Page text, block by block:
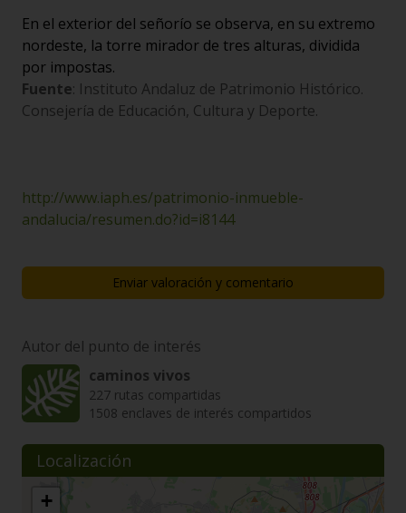
En el exterior del señorío se observa, en su extremo
nordeste, la torre mirador de tres alturas, dividida
por impostas.
Fuente: Instituto Andaluz de Patrimonio Histórico.
Consejería de Educación, Cultura y Deporte.
http://www.iaph.es/patrimonio-inmueble-
andalucia/resumen.do?id=i8144
Enviar valoración y comentario
Autor del punto de interés
caminos vivos
227 rutas compartidas
1508 enclaves de interés compartidos
Localización
+